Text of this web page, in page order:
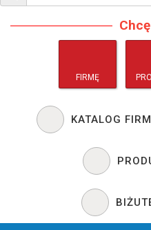
FIRMĘ
KATALOG FIRM